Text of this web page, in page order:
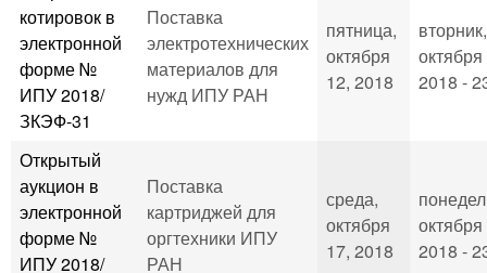
котировок в
электронной
форме №
ИПУ 2018/
ЗКЭФ-31
Поставка
электротехнических
материалов для
нужд ИПУ РАН
пятница,
октября
12, 2018
вторник,
2018 -
Открытый
аукцион в
электронной
форме №
ИПУ 2018/
Поставка
картриджей для
оргтехники ИПУ
РАН
среда,
октября
17, 2018
2018 -